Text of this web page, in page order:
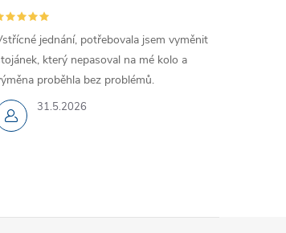
31.5.2026
jednání, potřebovala jsem vyměnit
který nepasoval na mé kolo a
proběhla bez problémů.